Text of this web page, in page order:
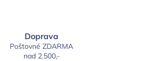
Doprava
Poštovné ZDARMA
nad 2.500,-